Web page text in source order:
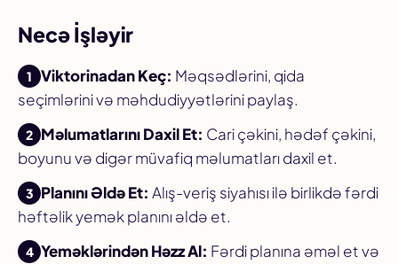
Necə İşləyir
Viktorinadan Keç: Məqsədlərini, qida
seçimlərini və məhdudiyyətlərini paylaş.
Məlumatlarını Daxil Et: Cari çəkini, hədəf çəkini,
boyunu və digər müvafiq məlumatları daxil et.
Planını Əldə Et: Alış-veriş siyahısı ilə birlikdə fərdi
həftəlik yemək planını əldə et.
Yeməklərindən Həzz Al: Fərdi planına əməl et və